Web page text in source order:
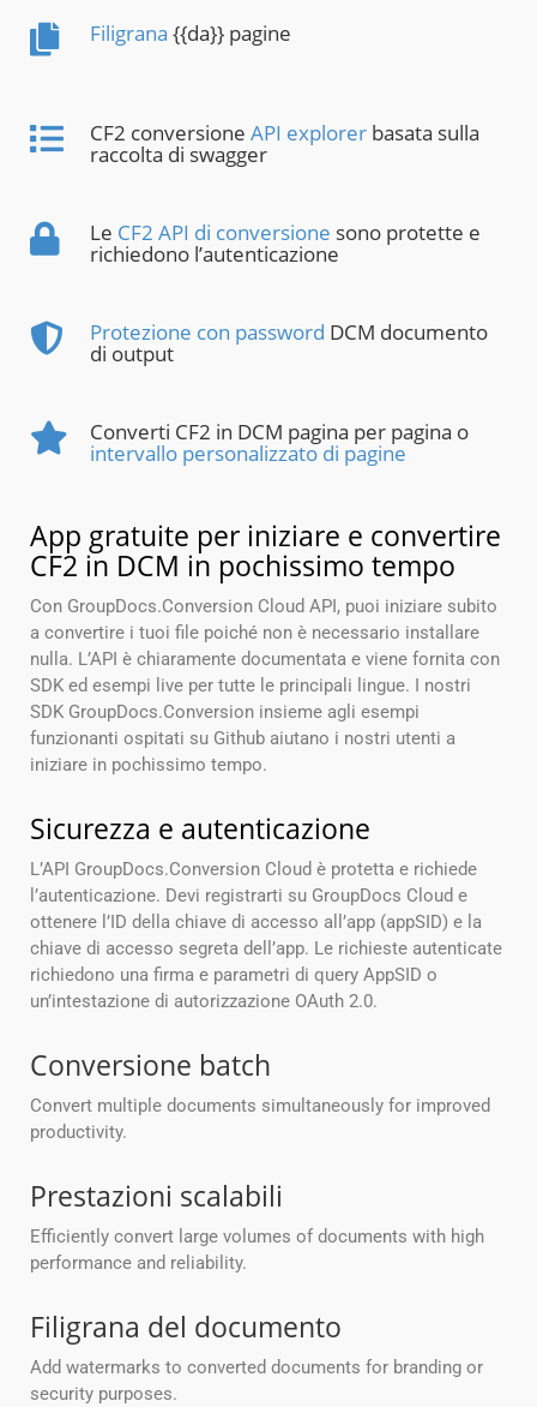
Filigrana {{da}} pagine
CF2 conversione API explorer basata sulla
raccolta di swagger
Le CF2 API di conversione sono protette e
richiedono l’autenticazione
Protezione con password DCM documento
di output
Converti CF2 in DCM pagina per pagina o
intervallo personalizzato di pagine
App gratuite per iniziare e convertire
CF2 in DCM in pochissimo tempo
Con GroupDocs.Conversion Cloud API, puoi iniziare subito
a convertire i tuoi file poiché non è necessario installare
nulla. L’API è chiaramente documentata e viene fornita con
SDK ed esempi live per tutte le principali lingue. I nostri
SDK GroupDocs.Conversion insieme agli esempi
funzionanti ospitati su Github aiutano i nostri utenti a
iniziare in pochissimo tempo.
Sicurezza e autenticazione
L’API GroupDocs.Conversion Cloud è protetta e richiede
l’autenticazione. Devi registrarti su GroupDocs Cloud e
ottenere l’ID della chiave di accesso all’app (appSID) e la
chiave di accesso segreta dell’app. Le richieste autenticate
richiedono una firma e parametri di query AppSID o
un’intestazione di autorizzazione OAuth 2.0.
Conversione batch
Convert multiple documents simultaneously for improved
productivity.
Prestazioni scalabili
Efficiently convert large volumes of documents with high
performance and reliability.
Filigrana del documento
Add watermarks to converted documents for branding or
security purposes.